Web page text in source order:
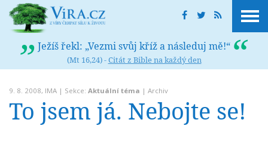
Ježíš řekl: „Vezmi svůj kříž a následuj mě!“
(Mt 16,24) -Citát z Bible na každý den
9. 8. 2008, IMA | Sekce: Aktuální téma | Archiv
To jsem já. Nebojte se!